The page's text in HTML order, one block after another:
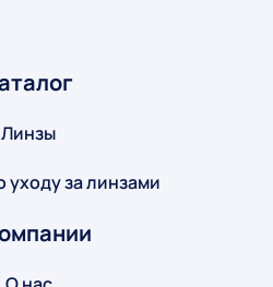
Линзы
уходу за линзами